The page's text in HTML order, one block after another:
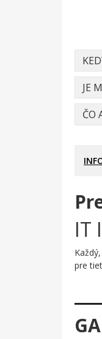
JE
ČO
IT
pre
tikiet.